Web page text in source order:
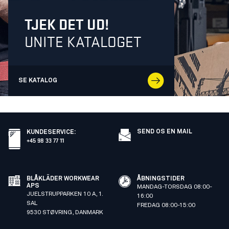
TJEK DET UD!
UNITE KATALOGET
SE KATALOG
KUNDESERVICE:
+45 98 33 77 11
SEND OS EN MAIL
BLÅKLÄDER WORKWEAR
APS
JUELSTRUPPARKEN 10 A, 1.
SAL
9530 STØVRING, DANMARK
ÅBNINGSTIDER
MANDAG-TORSDAG 08:00-
16:00
FREDAG 08:00-15:00